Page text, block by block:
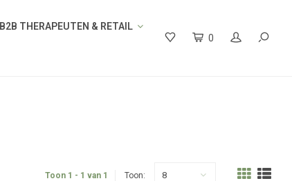
B2B THERAPEUTEN & RETAIL
0
Toon 1 - 1 van 1 Toon: 8